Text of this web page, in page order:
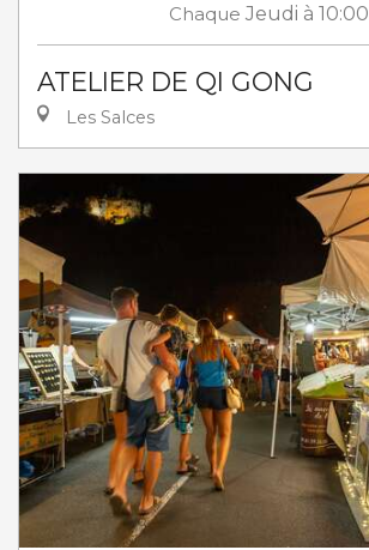
Chaque Jeudi à 10:00
ATELIER DE QI GONG
Les Salces